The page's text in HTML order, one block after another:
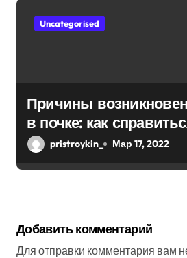
Uncategorised
Причины
в почке: как
болезнью
pristroykin_ Мар 17, 2022
Добавить комментарий
Для отправки комментария вам